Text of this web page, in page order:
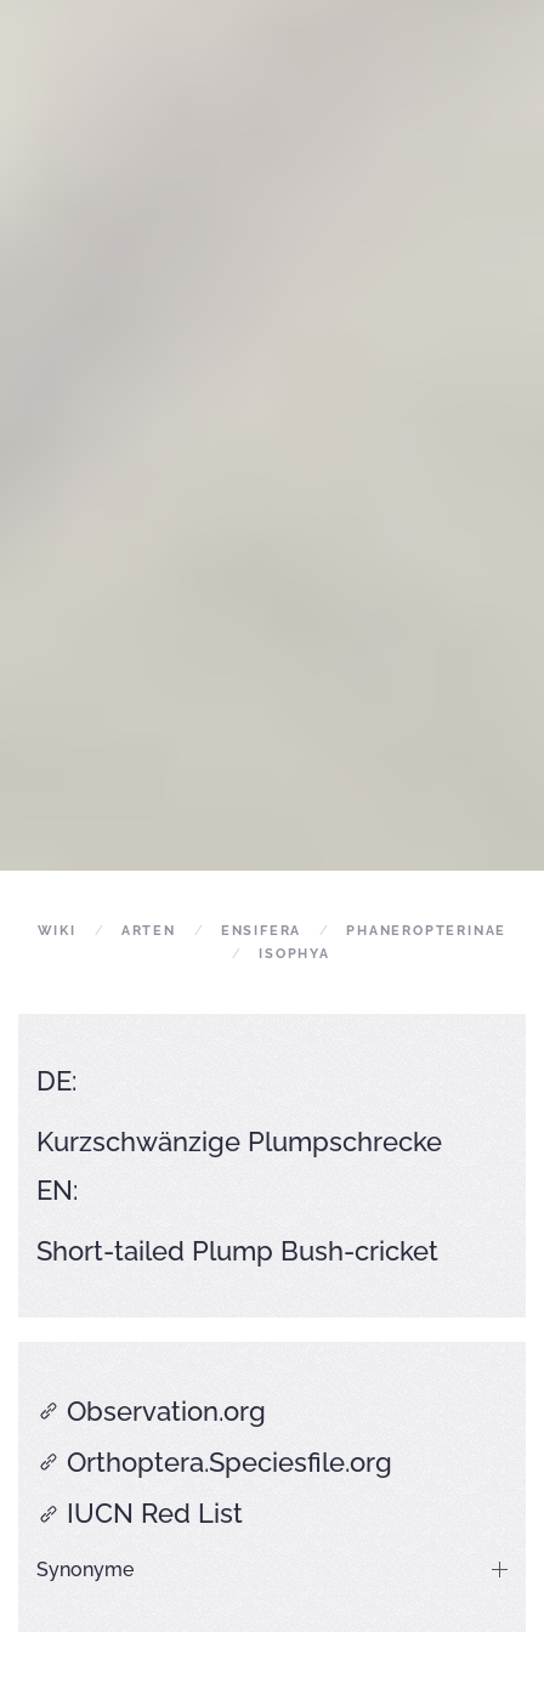
WIKI ARTEN ENSIFERA
PHANEROPTERINAE
ISOPHYA
DE:
Kurzschwänzige Plumpschrecke
EN:
Short-tailed Plump Bush-cricket
Observation.org
Orthoptera.Speciesfile.org
IUCN Red List
Synonyme